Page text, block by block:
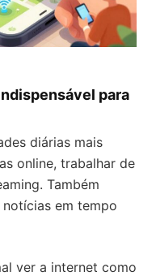
para
diárias mais
online, trabalhar de
Também
em tempo
ver a internet como